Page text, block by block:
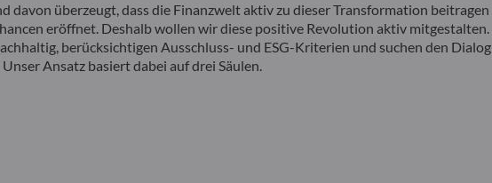
davon überzeugt, dass die Finanzwelt aktiv zu dieser Transformation beitragen
eröffnet. Deshalb wollen wir diese positive Revolution aktiv mitgestalten.
berücksichtigen Ausschluss- und ESG-Kriterien und suchen den Dialog
Ansatz basiert dabei auf drei Säulen.